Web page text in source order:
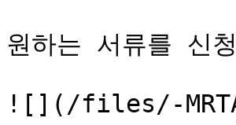
원하는 서류를 신